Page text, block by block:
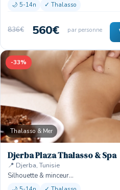
🌙 5-14n ✓ Thalasso
836€ 560€ par personne
-33%
Thalasso & Mer
Djerba Plaza Thalasso & Spa
📍 Djerba, Tunisie
Silhouette & minceur…